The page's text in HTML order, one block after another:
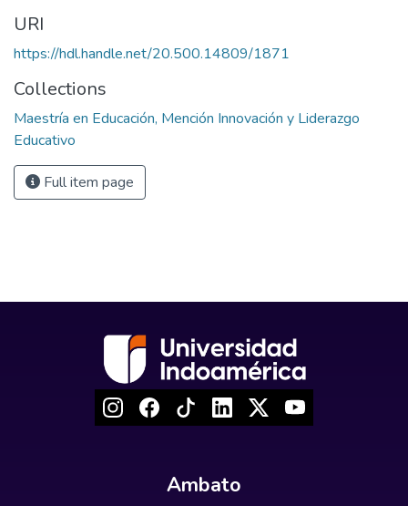
URI
https://hdl.handle.net/20.500.14809/1871
Collections
Maestría en Educación, Mención Innovación y Liderazgo
Educativo
Full item page
Ambato